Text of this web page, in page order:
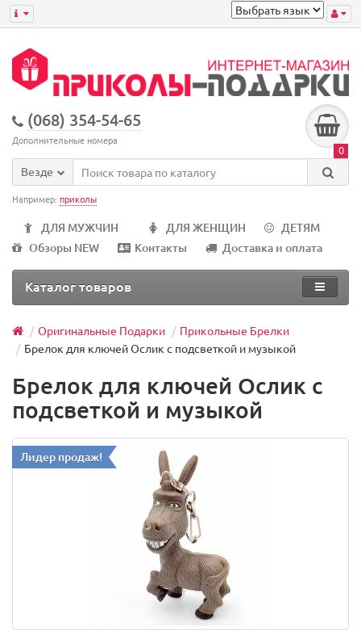
(068) 354-54-65
Дополнительные номера
0
Везде
Например: приколы
ДЛЯ МУЖЧИН ДЛЯ ЖЕНЩИН
ДЕТЯМ
Обзоры NEW
Контакты Доставка и оплата
Каталог товаров
Оригинальные Подарки
Прикольные Брелки
Брелок для ключей Ослик с подсветкой и музыкой
Брелок для ключей Ослик с
подсветкой и музыкой
Лидер продаж!